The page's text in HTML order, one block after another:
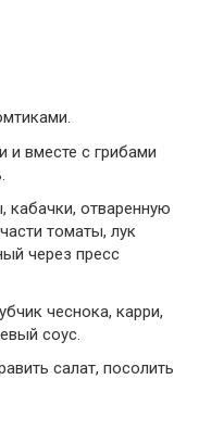
и вместе с грибами
кабачки, отваренную
томаты, лук
через пресс
чеснока, карри,
соус.
салат, посолить